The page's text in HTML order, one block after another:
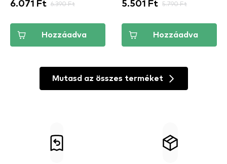
6.071 Ft 6.390 Ft
Hozzáadva
5.501 Ft 5.790 Ft
Hozzáadva
Mutasd az összes terméket